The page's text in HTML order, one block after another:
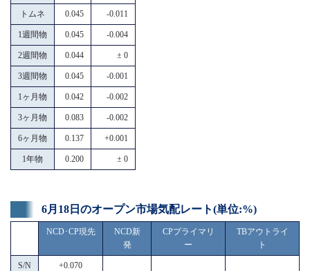
トムネ 0.045 -0.011
1週間物 0.045 -0.004
2週間物 0.044 ± 0
3週間物 0.045 -0.001
1ヶ月物 0.042 -0.002
3ヶ月物 0.083 -0.002
6ヶ月物 0.137 +0.001
1年物 0.200 ± 0
6月18日のオープン市場気配レート(単位:%)
NCD･CP現先
NCD新
発
CPプライマリ
ー
TBアウトライ
ト
S/N +0.070